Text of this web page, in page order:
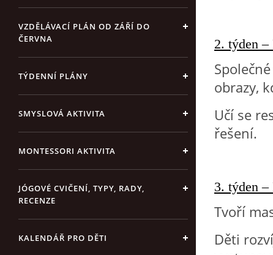
VZDĚLÁVACÍ PLÁN OD ZÁŘÍ DO
ČERVNA
TÝDENNÍ PLÁNY
SMYSLOVÁ AKTIVITA
MONTESSORI AKTIVITA
JÓGOVÉ CVIČENÍ, TYPY, RADY,
RECENZE
KALENDÁŘ PRO DĚTI
2. týden
obrazy,
Učí se
řešení.
3. týden –
Tvoří
Děti